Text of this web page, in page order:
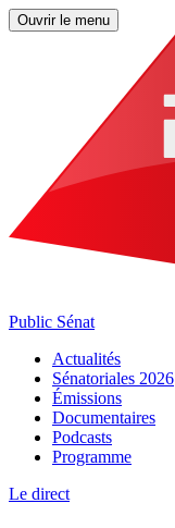
Ouvrir le menu
Public Sénat
Actualités
Sénatoriales 2026
Émissions
Documentaires
Podcasts
Programme
Le direct